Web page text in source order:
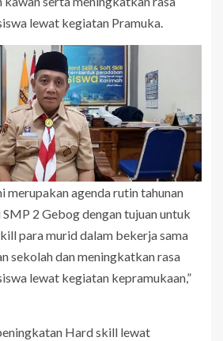
lewat kegiatan Pramuka.
merupakan agenda rutin tahunan
2 Gebog dengan tujuan untuk
para murid dalam bekerja sama
sekolah dan meningkatkan rasa
lewat kegiatan kepramukaan,”
Hard skill lewat